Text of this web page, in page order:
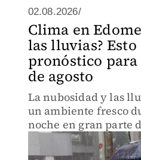
02.08.2026/
Clima en
las lluvias?
pronóstico
de agosto
La nubosidad y las
un ambiente fresco
noche en gran parte